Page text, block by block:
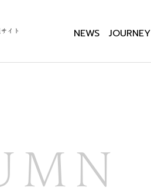
イト NEWS JOURNEY